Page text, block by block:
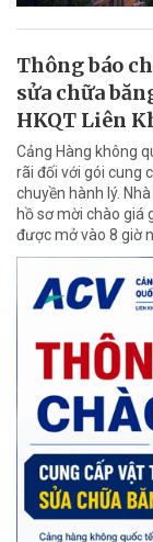
Thông báo
sửa chữa
HKQT Liên
Cảng Hàng không
rãi đối với gói cung
chuyền hành lý.
hồ sơ mời chào giá
được mở vào 8 giờ